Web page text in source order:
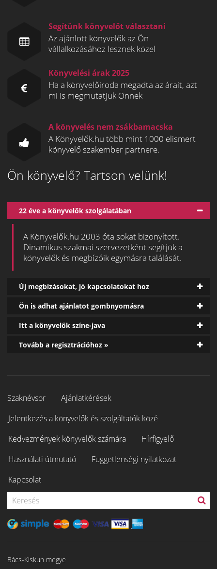
Segítünk könyvelőt választani
Az ajánlott könyvelők az Ön
vállalkozásához lesznek közel
Könyvelési árak 2025
Ha a könyvelőiroda megadta az árait, azt
mi is megmutatjuk Önnek
A könyvelés nem zsákbamacska
A Könyvelők.hu több mint 1000 elismert
könyvelő szakember partnere.
Ön könyvelő? Tartson velünk!
22 éve a könyvelők szolgálatában
A Könyvelők.hu 2003 óta sokat bizonyított.
Dinamikus szakmai szervezetként segítjük a
könyvelők és megbízóik egymásra találását.
Új megbízásokat, jó kapcsolatokat hoz
Ön is adhat ajánlatot gombnyomásra
Itt a könyvelők színe-java
Tovább a regisztrációhoz »
Szaknévsor
Ajánlatkérések
Jelentkezés a könyvelők és szolgáltatók közé
Kedvezmények könyvelők számára
Hírfigyelő
Használati útmutató
Függetlenségi nyilatkozat
Kapcsolat
Bács-Kiskun megye